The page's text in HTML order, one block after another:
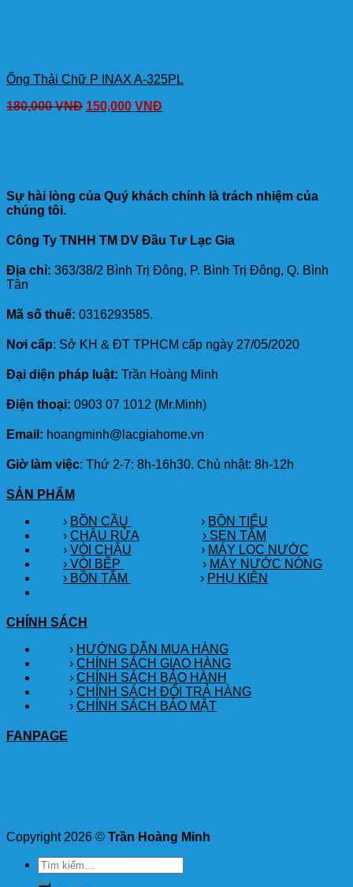
Ống Thải Chữ P INAX A-325PL
180,000VNĐ 150,000 VNĐ
Sự hài lòng của Quý khách chính là trách nhiệm của
chúng tôi.
Công Ty TNHH TM DV Đầu Tư Lạc Gia
Địa chỉ: 363/38/2 Bình Trị Đông, P. Bình Trị Đông, Q. Bình
Tân
Mã số thuế: 0316293585.
Nơi cấp: Sở KH & ĐT TPHCM cấp ngày 27/05/2020
Đại diện pháp luật: Trần Hoàng Minh
Điện thoại: 0903 07 1012 (Mr.Minh)
Email: hoangminh@lacgiahome.vn
Giờ làm việc: Thứ 2-7: 8h-16h30. Chủ nhật: 8h-12h
SẢN PHẨM
› BỒN CẦU › BỒN TIỂU
› CHẬU RỬA
› SEN TẮM
› VÒI CHẬU › MÁY LỌC NƯỚC
› VÒI BẾP
› MÁY NƯỚC NÓNG
› BỒN TẮM
› PHỤ KIỆN
CHÍNH SÁCH
› HƯỚNG DẪN MUA HÀNG
› CHÍNH SÁCH GIAO HÀNG
› CHÍNH SÁCH BẢO HÀNH
› CHÍNH SÁCH ĐỔI TRẢ HÀNG
› CHÍNH SÁCH BẢO MẬT
FANPAGE
Copyright 2026 © Trần Hoàng Minh
Tìm
kiếm: